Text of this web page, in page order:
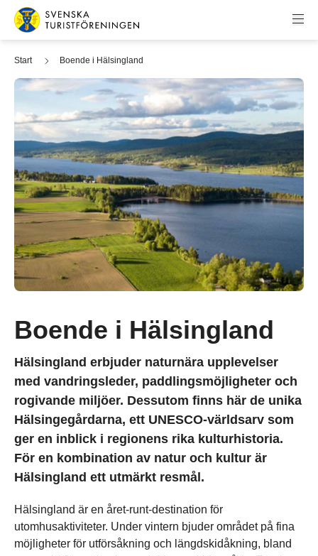
Hoppa till innehåll
Svenska Turistföreningen
Start Boende i Hälsingland
Boende i Hälsingland
Hälsingland erbjuder naturnära upplevelser
med vandringsleder, paddlingsmöjligheter och
rogivande miljöer. Dessutom finns här de unika
Hälsingegårdarna, ett UNESCO-världsarv som
ger en inblick i regionens rika kulturhistoria.
För en kombination av natur och kultur är
Hälsingland ett utmärkt resmål.
Hälsingland är en året-runt-destination för
utomhusaktiviteter. Under vintern bjuder området på fina
möjligheter för utförsåkning och längdskidåkning, bland